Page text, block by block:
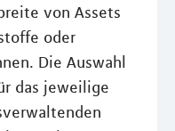
von Assets
oder
Die Auswahl
das jeweilige